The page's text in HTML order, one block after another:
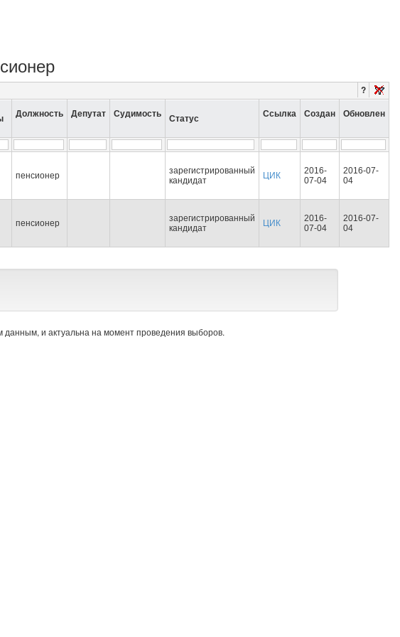
?
Должность Депутат Судимость Статус Ссылка Создан Обновлен
пенсионер
зарегистрированный
кандидат
ЦИК
2016-
07-04
2016-07-
04
пенсионер
зарегистрированный
кандидат
ЦИК
2016-
07-04
2016-07-
04
и актуальна на момент проведения выборов.